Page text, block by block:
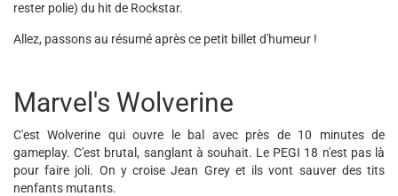
rester polie) du hit de Rockstar.
Allez, passons au résumé après ce petit billet d'humeur !
Marvel's Wolverine
C'est Wolverine qui ouvre le bal avec près de 10 minutes de
gameplay. C'est brutal, sanglant à souhait. Le PEGI 18 n'est pas là
pour faire joli. On y croise Jean Grey et ils vont sauver des tits
nenfants mutants.